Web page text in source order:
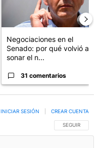
Negociaciones en el
Senado: por qué volvió a
sonar el n...
31 comentarios
SIGA ESTA
SEGUIR
INICIAR SESIÓN CREAR CUENTA